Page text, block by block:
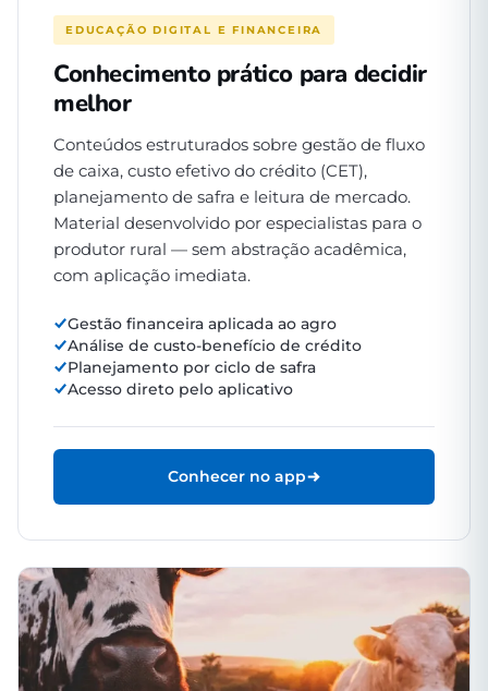
EDUCAÇÃO DIGITAL E FINANCEIRA
Conhecimento prático para decidir
melhor
Conteúdos estruturados sobre gestão de fluxo
de caixa, custo efetivo do crédito (CET),
planejamento de safra e leitura de mercado.
Material desenvolvido por especialistas para o
produtor rural — sem abstração acadêmica,
com aplicação imediata.
Gestão financeira aplicada ao agro
Análise de custo-benefício de crédito
Planejamento por ciclo de safra
Acesso direto pelo aplicativo
Conhecer no app